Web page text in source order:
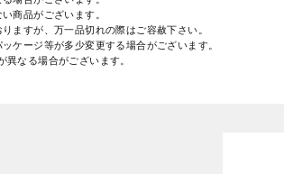
商品がございます。
ますが、万一品切れの際はご容赦下さい。
ケージ等が多少変更する場合がございます。
なる場合がございます。